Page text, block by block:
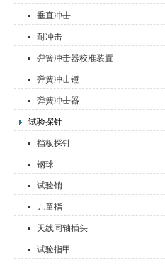
垂直冲击
耐冲击
弹簧冲击器校准装置
弹簧冲击锤
弹簧冲击器
试验探针
挡板探针
钢球
试验销
儿童指
天线同轴插头
试验指甲